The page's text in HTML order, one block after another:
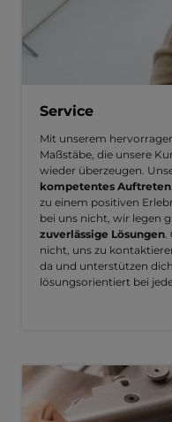
Service
Mit unserem
Maßstäbe, die unsere
wieder überzeugen.
kompetentes Auftreten
zu einem positiven
bei uns nicht, wir legen
zuverlässige Lösungen
nicht, uns zu
da und unterstützen
lösungsorientiert bei